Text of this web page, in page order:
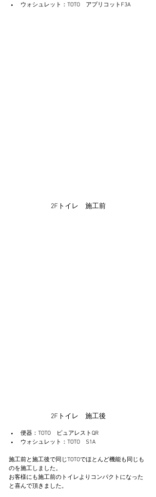
ウォシュレット：TOTO　アプリコットF3A
2Fトイレ　施工前
2Fトイレ　施工後
便器：TOTO　ピュアレストQR
ウォシュレット：TOTO　S1A
施工前と施工後で同じTOTOでほとんど機能も同じも
のを施工しました。
お客様にも施工前のトイレよりコンパクトになった
と喜んで頂きました。